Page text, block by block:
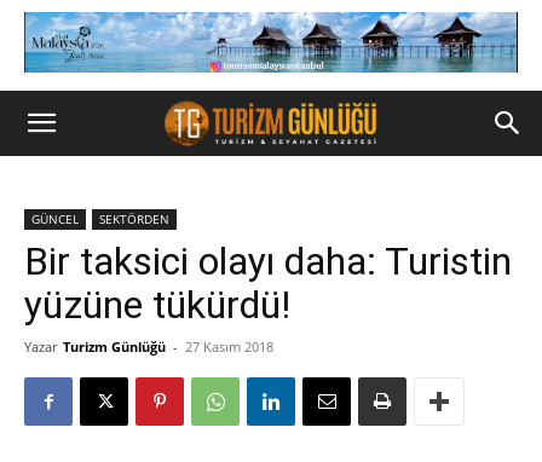
GÜNCEL SEKTÖRDEN
Bir taksici olayı daha: Turistin
yüzüne tükürdü!
Yazar Turizm Günlüğü - 27 Kasım 2018